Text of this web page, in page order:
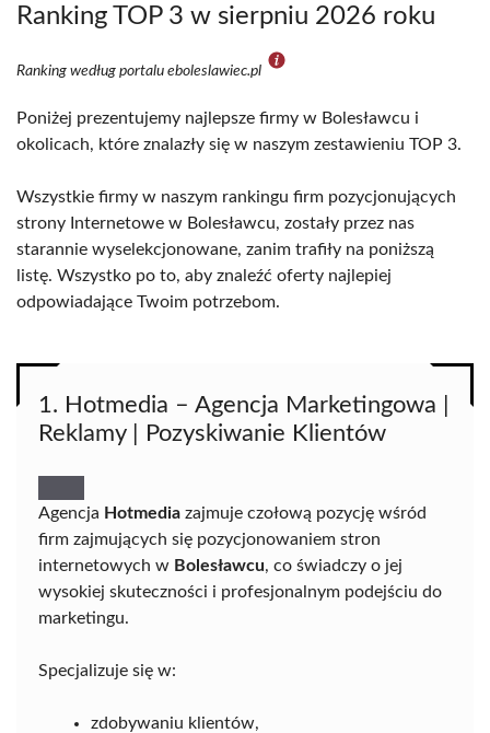
Ranking TOP 3 w sierpniu 2026 roku
Ranking według portalu eboleslawiec.pl
Poniżej prezentujemy najlepsze firmy w Bolesławcu i
okolicach, które znalazły się w naszym zestawieniu TOP 3.
Wszystkie firmy w naszym rankingu firm pozycjonujących
strony Internetowe w Bolesławcu, zostały przez nas
starannie wyselekcjonowane, zanim trafiły na poniższą
listę. Wszystko po to, aby znaleźć oferty najlepiej
odpowiadające Twoim potrzebom.
1. Hotmedia – Agencja Marketingowa |
Reklamy | Pozyskiwanie Klientów
Agencja Hotmedia zajmuje czołową pozycję wśród
firm zajmujących się pozycjonowaniem stron
internetowych w Bolesławcu, co świadczy o jej
wysokiej skuteczności i profesjonalnym podejściu do
marketingu.
Specjalizuje się w:
zdobywaniu klientów,